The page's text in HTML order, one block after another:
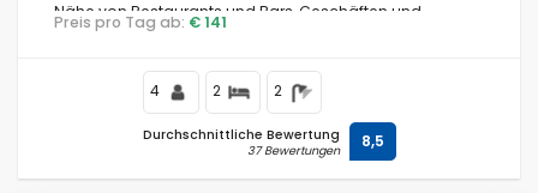
Nähe von Restaurants und Bars, Geschäften und
Supermärkten, 200 m vom Strand Carihuela und 0,2 km
Preis pro Tag ab: € 141
4 2 2
Durchschnittliche Bewertung
37 Bewertungen 8,5